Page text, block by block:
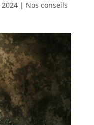
2024| Nos conseils